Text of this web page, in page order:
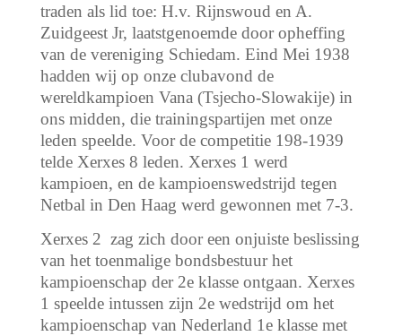
traden als lid toe: H.v. Rijnswoud en A.
Zuidgeest Jr, laatstgenoemde door opheffing
van de vereniging Schiedam. Eind Mei 1938
hadden wij op onze clubavond de
wereldkampioen Vana (Tsjecho-Slowakije) in
ons midden, die trainingspartijen met onze
leden speelde. Voor de competitie 198-1939
telde Xerxes 8 leden. Xerxes 1 werd
kampioen, en de kampioenswedstrijd tegen
Netbal in Den Haag werd gewonnen met 7-3.
Xerxes 2 zag zich door een onjuiste beslissing
van het toenmalige bondsbestuur het
kampioenschap der 2e klasse ontgaan. Xerxes
1 speelde intussen zijn 2e wedstrijd om het
kampioenschap van Nederland 1e klasse met